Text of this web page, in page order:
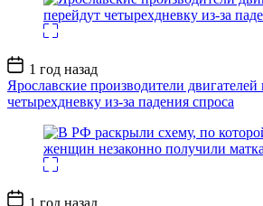
Дата
записи
1 год назад
Ярославские производители двигателей
четырехдневку из-за падения спроса
Дата